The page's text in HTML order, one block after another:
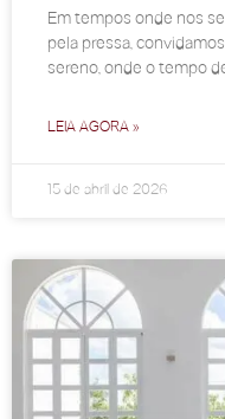
Em tempos onde nos
pela pressa,
sereno, onde o tempo
LEIA AGORA »
15 de abril de 2026